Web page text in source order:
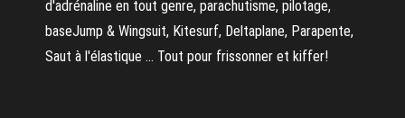
d'adrénaline en tout genre, parachutisme, pilotage,
baseJump & Wingsuit, Kitesurf, Deltaplane, Parapente,
Saut à l'élastique ... Tout pour frissonner et kiffer!